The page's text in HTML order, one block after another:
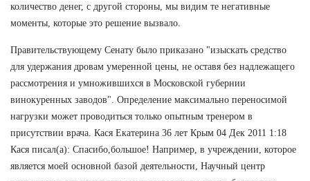
количество денег, с другой стороны, мы видим те негативные
моменты, которые это решение вызвало.
Правительствующему Сенату было приказано "изыскать средство
для удержания дровам умеренной цены, не оставя без надлежащего
рассмотрения и умножившихся в Московской губернии
винокуренных заводов". Определение максимально переносимой
нагрузки может проводиться только опытным тренером в
присутствии врача. Кася Екатерина 36 лет Крым 04 Дек 2011 1:18
Кася писал(а): Спасибо,большое! Например, в учреждении, которое
является моей основной базой деятельности, Научный центр